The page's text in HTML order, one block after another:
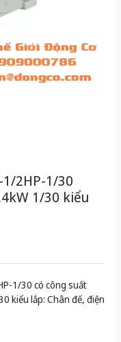
2HP-1/30
1/30 kiểu
1/30 có công suất
kiểu lắp: Chân đế, điện